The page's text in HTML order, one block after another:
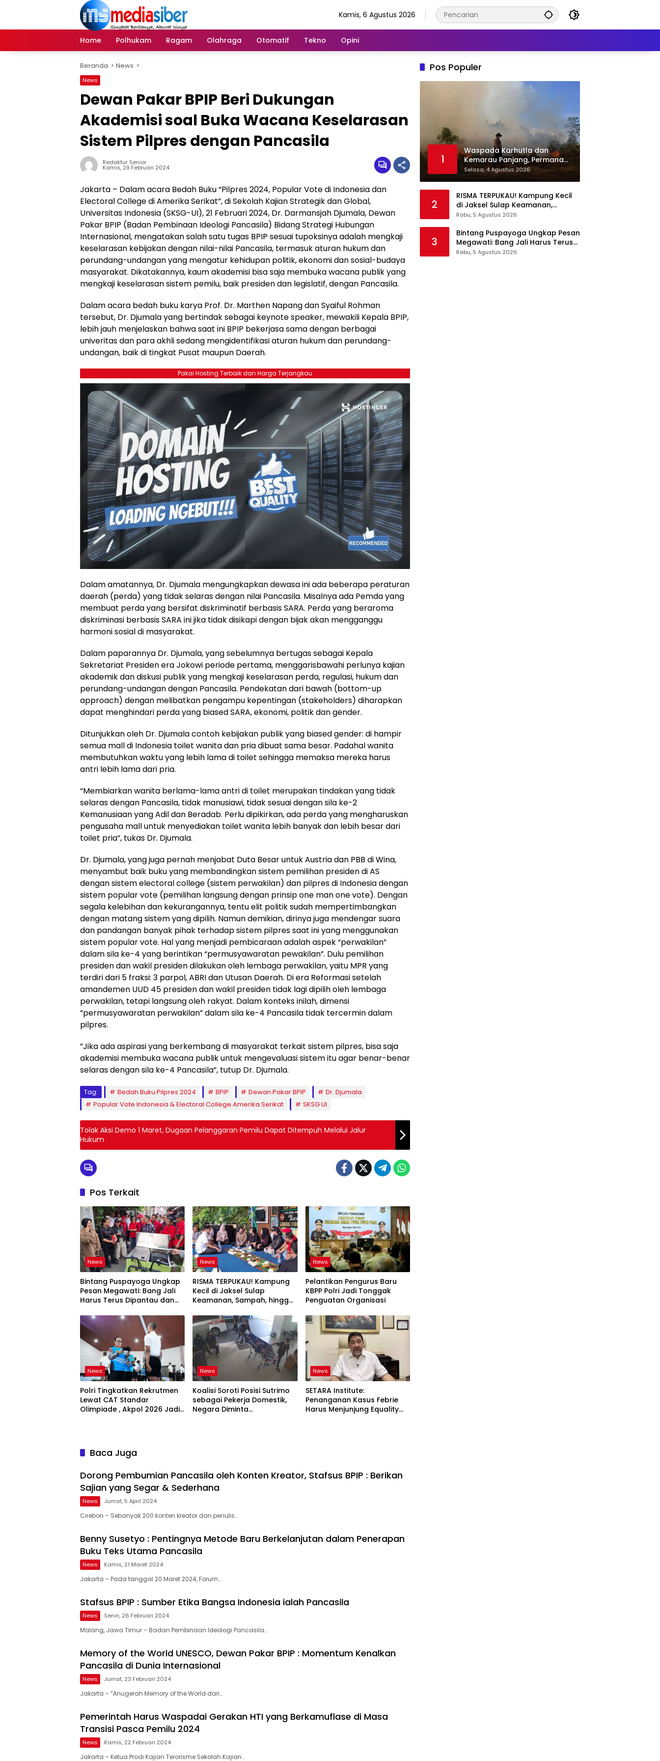
Kamis, 6 Agustus 2026
Home Polhukam Ragam Olahraga Otomatif Tekno Opini
Beranda News
News
Dewan Pakar BPIP Beri Dukungan
Akademisi soal Buka Wacana Keselarasan
Sistem Pilpres dengan Pancasila
Redaktur Senior
Kamis, 29 Februari 2024
Jakarta – Dalam acara Bedah Buku “Pilpres 2024, Popular Vote di Indonesia dan
Electoral College di Amerika Serikat”, di Sekolah Kajian Strategik dan Global,
Universitas Indonesia (SKSG-UI), 21 Februari 2024, Dr. Darmansjah Djumala, Dewan
Pakar BPIP (Badan Pembinaan Ideologi Pancasila) Bidang Strategi Hubungan
Internasional, mengatakan salah satu tugas BPIP sesuai tupoksinya adalah mengkaji
keselarasan kebijakan dengan nilai-nilai Pancasila, termasuk aturan hukum dan
perundang-undangan yang mengatur kehidupan politik, ekonomi dan sosial-budaya
masyarakat. Dikatakannya, kaum akademisi bisa saja membuka wacana publik yang
mengkaji keselarasan sistem pemilu, baik presiden dan legislatif, dengan Pancasila.
Dalam acara bedah buku karya Prof. Dr. Marthen Napang dan Syaiful Rohman
tersebut, Dr. Djumala yang bertindak sebagai keynote speaker, mewakili Kepala BPIP,
lebih jauh menjelaskan bahwa saat ini BPIP bekerjasa sama dengan berbagai
univeritas dan para akhli sedang mengidentifikasi aturan hukum dan perundang-
undangan, baik di tingkat Pusat maupun Daerah.
Pakai Hosting Terbaik dan Harga Terjangkau
Dalam amatannya, Dr. Djumala mengungkapkan dewasa ini ada beberapa peraturan
daerah (perda) yang tidak selaras dengan nilai Pancasila. Misalnya ada Pemda yang
membuat perda yang bersifat diskriminatif berbasis SARA. Perda yang beraroma
diskriminasi berbasis SARA ini jika tidak disikapi dengan bijak akan mengganggu
harmoni sosial di masyarakat.
Dalam paparannya Dr. Djumala, yang sebelumnya bertugas sebagai Kepala
Sekretariat Presiden era Jokowi periode pertama, menggarisbawahi perlunya kajian
akademik dan diskusi publik yang mengkaji keselarasan perda, regulasi, hukum dan
perundang-undangan dengan Pancasila. Pendekatan dari bawah (bottom-up
approach) dengan melibatkan pengampu kepentingan (stakeholders) diharapkan
dapat menghindari perda yang biased SARA, ekonomi, politik dan gender.
Ditunjukkan oleh Dr. Djumala contoh kebijakan publik yang biased gender: di hampir
semua mall di Indonesia toilet wanita dan pria dibuat sama besar. Padahal wanita
membutuhkan waktu yang lebih lama di toilet sehingga memaksa mereka harus
antri lebih lama dari pria.
“Membiarkan wanita berlama-lama antri di toilet merupakan tindakan yang tidak
selaras dengan Pancasila, tidak manusiawi, tidak sesuai dengan sila ke-2
Kemanusiaan yang Adil dan Beradab. Perlu dipikirkan, ada perda yang mengharuskan
pengusaha mall untuk menyediakan toilet wanita lebih banyak dan lebih besar dari
toilet pria”, tukas Dr. Djumala.
Dr. Djumala, yang juga pernah menjabat Duta Besar untuk Austria dan PBB di Wina,
menyambut baik buku yang membandingkan sistem pemilihan presiden di AS
dengan sistem electoral college (sistem perwakilan) dan pilpres di Indonesia dengan
sistem popular vote (pemilihan langsung dengan prinsip one man one vote). Dengan
segala kelebihan dan kekurangannya, tentu elit politik sudah mempertimbangkan
dengan matang sistem yang dipilih. Namun demikian, dirinya juga mendengar suara
dan pandangan banyak pihak terhadap sistem pilpres saat ini yang menggunakan
sistem popular vote. Hal yang menjadi pembicaraan adalah aspek “perwakilan”
dalam sila ke-4 yang berintikan “permusyawaratan pewakilan”. Dulu pemilihan
presiden dan wakil presiden dilakukan oleh lembaga perwakilan, yaitu MPR yang
terdiri dari 5 fraksi: 3 parpol, ABRI dan Utusan Daerah. Di era Reformasi setelah
amandemen UUD 45 presiden dan wakil presiden tidak lagi dipilih oleh lembaga
perwakilan, tetapi langsung oleh rakyat. Dalam konteks inilah, dimensi
”permusyawaratan perwakilan” dalam sila ke-4 Pancasila tidak tercermin dalam
pilpres.
”Jika ada aspirasi yang berkembang di masyarakat terkait sistem pilpres, bisa saja
akademisi membuka wacana publik untuk mengevaluasi sistem itu agar benar-benar
selaras dengan sila ke-4 Pancasila”, tutup Dr. Djumala.
Tag: Bedah Buku Pilpres 2024 BPIP Dewan Pakar BPIP
Dr. Djumala
Popular Vote Indonesia & Electoral College Amerika Serikat
SKSG UI
Tolak Aksi Demo 1 Maret, Dugaan Pelanggaran Pemilu Dapat Ditempuh Melalui Jalur
Hukum
Pos Terkait
News
Bintang Puspayoga Ungkap
Pesan Megawati: Bang Jali
Harus Terus Dipantau dan
News
RISMA TERPUKAU! Kampung
Kecil di Jaksel Sulap
Keamanan, Sampah, hingga
Sistem
News
Pelantikan Pengurus Baru
KBPP Polri Jadi Tonggak
Penguatan Organisasi
News
Polri Tingkatkan Rekrutmen
Lewat CAT Standar
Olimpiade , Akpol 2026 Jadi
News
Koalisi Soroti Posisi Sutrimo
sebagai Pekerja Domestik,
Negara Diminta
News
SETARA Institute:
Penanganan Kasus Febrie
Harus Menjunjung Equality
Baca Juga
Dorong Pembumian Pancasila oleh Konten Kreator, Stafsus BPIP : Berikan
Sajian yang Segar & Sederhana
News Jumat, 5 April 2024
Cirebon – Sebanyak 200 konten kreator dan penulis…
Benny Susetyo : Pentingnya Metode Baru Berkelanjutan dalam Penerapan
Buku Teks Utama Pancasila
News Kamis, 21 Maret 2024
Jakarta – Pada tanggal 20 Maret 2024, Forum…
Stafsus BPIP : Sumber Etika Bangsa Indonesia ialah Pancasila
News Senin, 26 Februari 2024
Malang, Jawa Timur – Badan Pembinaan Ideologi Pancasila…
Memory of the World UNESCO, Dewan Pakar BPIP : Momentum Kenalkan
Pancasila di Dunia Internasional
News Jumat, 23 Februari 2024
Jakarta – “Anugerah Memory of the World dari…
Pemerintah Harus Waspadai Gerakan HTI yang Berkamuflase di Masa
Transisi Pasca Pemilu 2024
News Kamis, 22 Februari 2024
Jakarta – Ketua Prodi Kajian Terorisme Sekolah Kajian…
Pos Populer
1
Waspada Karhutla dan
Kemarau Panjang, Permana
Irmansyah Tekankan Mitigasi
Berbasis Komunitas
Selasa, 4 Agustus 2026
2
RISMA TERPUKAU! Kampung Kecil
di Jaksel Sulap Keamanan,
Sampah, hingga Ketahanan
Rabu, 5 Agustus 2026
3
Bintang Puspayoga Ungkap Pesan
Megawati: Bang Jali Harus Terus
Dipantau dan Dikembangkan
Rabu, 5 Agustus 2026